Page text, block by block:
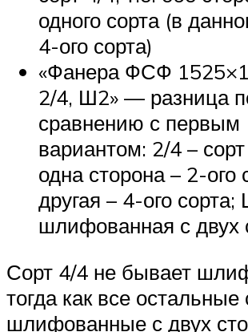
одного сорта (в
4-ого сорта)
«Фанера ФСФ
2/4, Ш2» — разница
сравнению с первым
вариантом: 2/4 –
одна сторона – 2-ого
другая – 4-ого
шлифованная с двух
Сорт 4/4 не бывает
тогда как все остальные
шлифованные с двух